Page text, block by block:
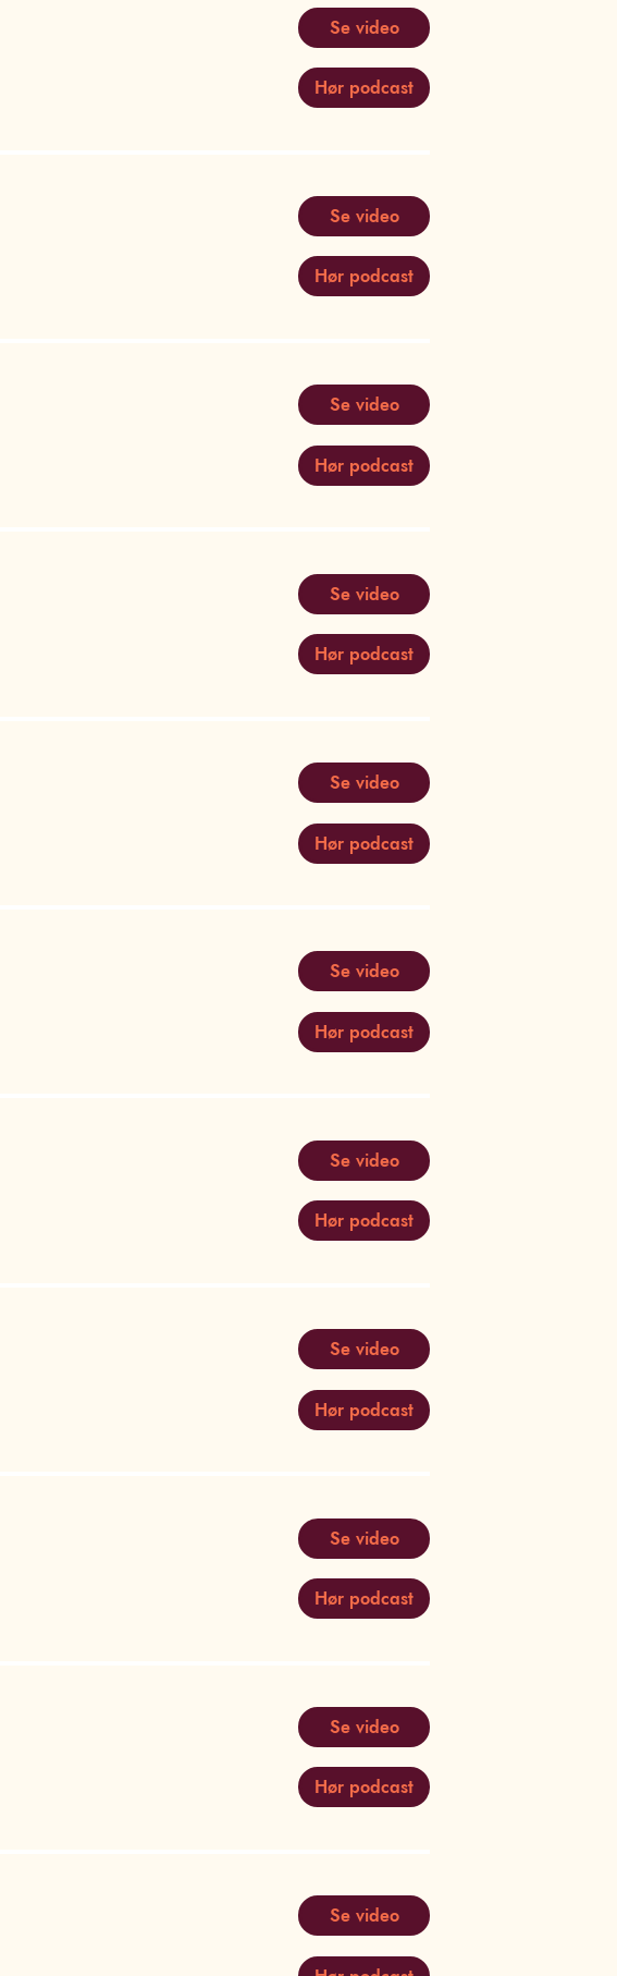
Se video
Hør podcast
Se video
Hør podcast
Se video
Hør podcast
Se video
Hør podcast
Se video
Hør podcast
Se video
Hør podcast
Se video
Hør podcast
Se video
Hør podcast
Se video
Hør podcast
Se video
Hør podcast
Se video